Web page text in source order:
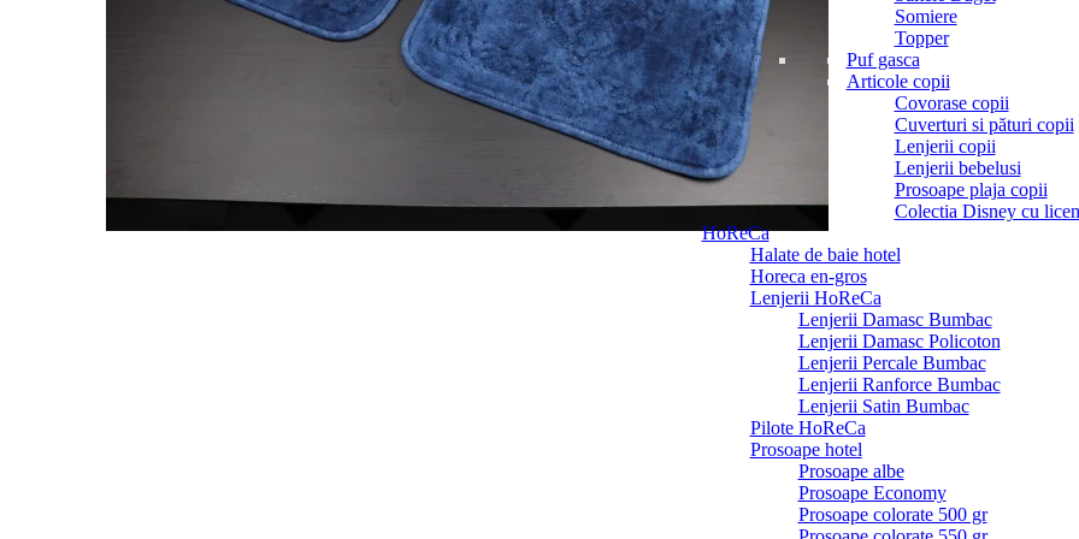
Somiere
Topper
Puf gasca
Articole copii
Covorase copii
Cuverturi si pături copii
Lenjerii copii
Lenjerii bebelusi
Prosoape plaja copii
Colectia Disney cu
HoReCa
Halate de baie hotel
Horeca en-gros
Lenjerii HoReCa
Lenjerii Damasc Bumbac
Lenjerii Damasc Policoton
Lenjerii Percale Bumbac
Lenjerii Ranforce Bumbac
Lenjerii Satin Bumbac
Pilote HoReCa
Prosoape hotel
Prosoape albe
Prosoape Economy
Prosoape colorate 500 gr